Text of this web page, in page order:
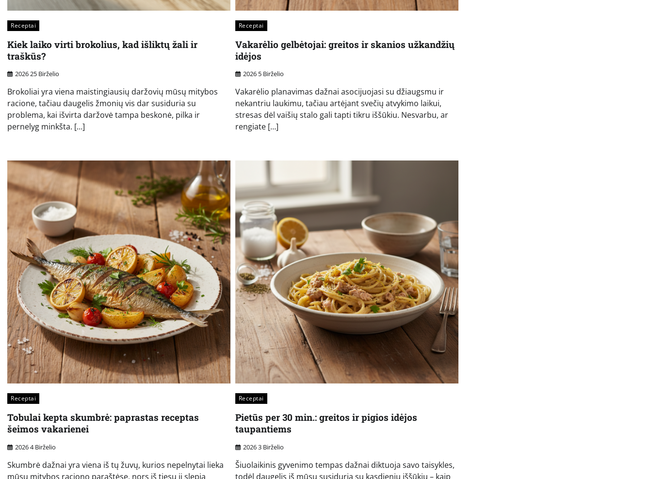
Receptai
Kiek laiko virti brokolius, kad išliktų žali ir
traškūs?
2026 25 Birželio
Brokoliai yra viena maistingiausių daržovių mūsų mitybos
racione, tačiau daugelis žmonių vis dar susiduria su
problema, kai išvirta daržovė tampa beskonė, pilka ir
pernelyg minkšta. […]
Receptai
Vakarėlio gelbėtojai: greitos ir skanios užkandžių
idėjos
2026 5 Birželio
Vakarėlio planavimas dažnai asocijuojasi su džiaugsmu ir
nekantriu laukimu, tačiau artėjant svečių atvykimo laikui,
stresas dėl vaišių stalo gali tapti tikru iššūkiu. Nesvarbu, ar
rengiate […]
Receptai
Tobulai kepta skumbrė: paprastas receptas
šeimos vakarienei
2026 4 Birželio
Skumbrė dažnai yra viena iš tų žuvų, kurios nepelnytai lieka
mūsų mitybos raciono paraštėse, nors iš tiesų ji slepia
Receptai
Pietūs per 30 min.: greitos ir pigios idėjos
taupantiems
2026 3 Birželio
Šiuolaikinis gyvenimo tempas dažnai diktuoja savo taisykles,
todėl daugelis iš mūsų susiduria su kasdieniu iššūkiu – kaip